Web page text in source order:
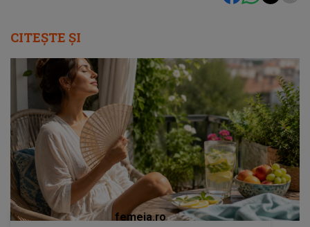
CITEȘTE ȘI
femeia.ro